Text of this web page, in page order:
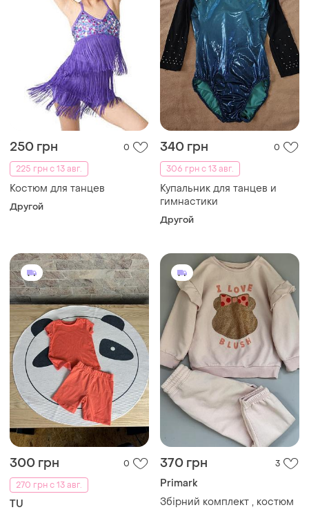
250 грн
0
225 грн с 13 авг.
Костюм для танцев
Другой
340 грн
0
306 грн с 13 авг.
Купальник для танцев и
гимнастики
Другой
300 грн
0
270 грн с 13 авг.
TU
370 грн 3
Primark
Збірний комплект , костюм